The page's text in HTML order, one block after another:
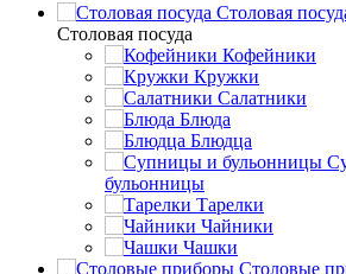
Столовая
Столовая посуда
Кофейники
Кружки
Салатники
Блюда
Блюдца
бульонницы
Тарелки
Чайники
Чашки
Cтоловые